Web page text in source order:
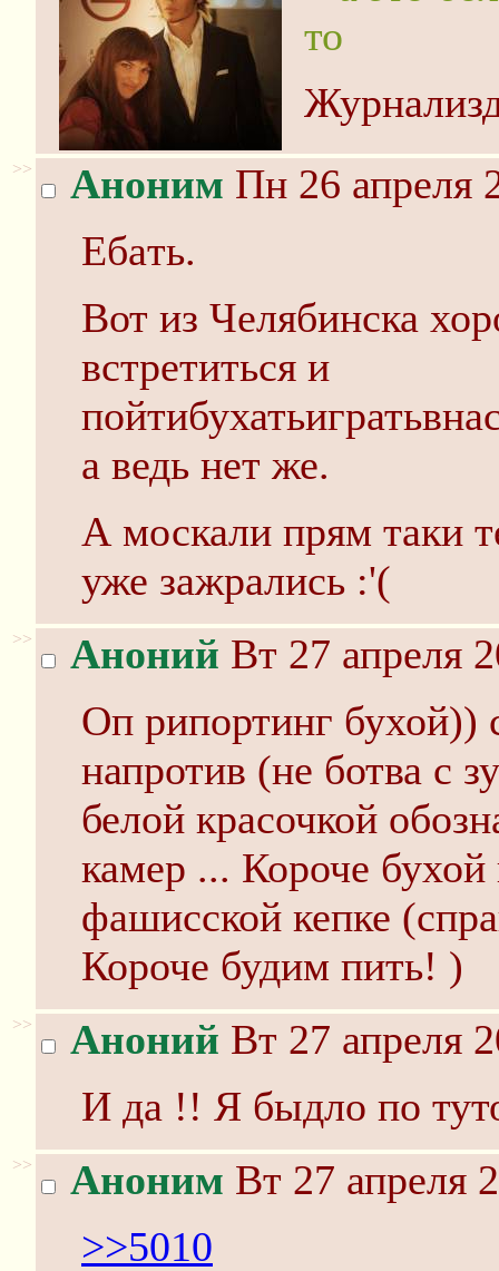
то
>> Аноним Пн 26 апреля
Eбaть.
Вот из Челябинска
встретиться и
а ведь нет же.
А москали прям таки
уже зажрались :'(
>> Аноний Вт 27 апреля
Оп рипортинг бухой))
напротив (не ботва с
белой красочкой
камер ... Короче
фашисской кепке
Короче будим пить! )
>> Аноний Вт 27 апреля
И да !! Я быдло по
>> Аноним Вт 27 апреля
>>5010